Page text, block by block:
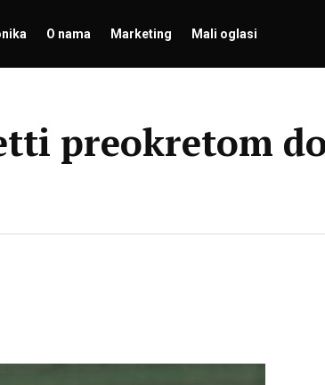
O nama Marketing Mali oglasi
preokretom